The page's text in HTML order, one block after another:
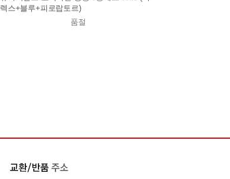
렉스+블루+피로랍토르)
품절